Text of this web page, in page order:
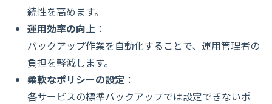
続性を高めます。
運用効率の向上 ：
バックアップ作業を自動化することで、運用管理者の
負担を軽減します。
柔軟なポリシーの設定 ：
各サービスの標準バックアップでは設定できないポ